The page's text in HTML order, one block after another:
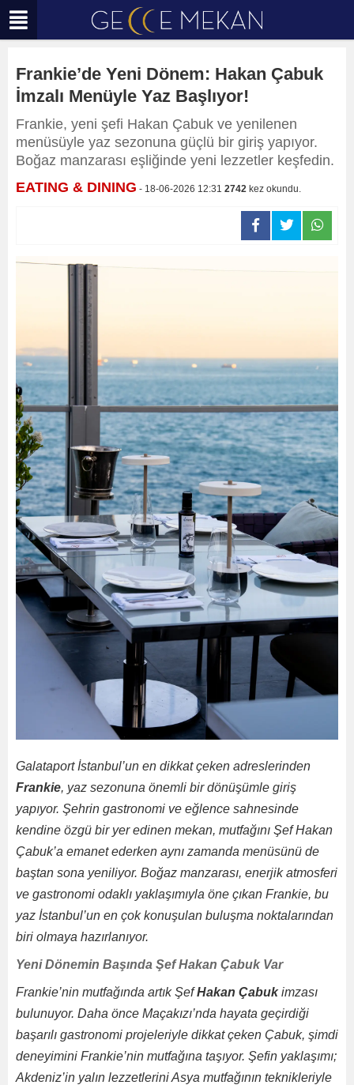
Frankie’de Yeni Dönem: Hakan Çabuk
İmzalı Menüyle Yaz Başlıyor!
Frankie, yeni şefi Hakan Çabuk ve yenilenen
menüsüyle yaz sezonuna güçlü bir giriş yapıyor.
Boğaz manzarası eşliğinde yeni lezzetler keşfedin.
EATING & DINING - 18-06-2026 12:31 2742 kez okundu.
Galataport İstanbul’un en dikkat çeken adreslerinden
Frankie, yaz sezonuna önemli bir dönüşümle giriş
yapıyor. Şehrin gastronomi ve eğlence sahnesinde
kendine özgü bir yer edinen mekan, mutfağını Şef Hakan
Çabuk’a emanet ederken aynı zamanda menüsünü de
baştan sona yeniliyor. Boğaz manzarası, enerjik atmosferi
ve gastronomi odaklı yaklaşımıyla öne çıkan Frankie, bu
yaz İstanbul’un en çok konuşulan buluşma noktalarından
biri olmaya hazırlanıyor.
Yeni Dönemin Başında Şef Hakan Çabuk Var
Frankie’nin mutfağında artık ŞefHakan Çabukimzası
bulunuyor. Daha önce Maçakızı’nda hayata geçirdiği
başarılı gastronomi projeleriyle dikkat çeken Çabuk, şimdi
deneyimini Frankie’nin mutfağına taşıyor. Şefin yaklaşımı;
Akdeniz’in yalın lezzetlerini Asya mutfağının teknikleriyle